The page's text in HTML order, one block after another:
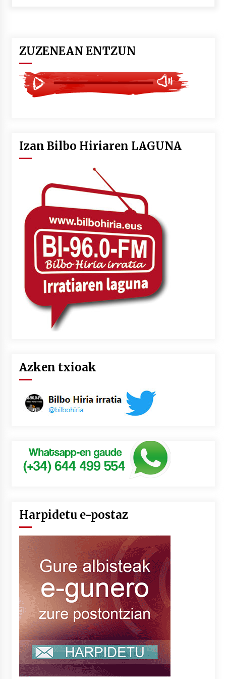
Larunbatean Plentziako Itsas Martxa ospatuko
da
2026/07/07
2026/07/07
Uribitarte40 aretoan
2026/07/03
SOINUGELA: Paul McCartney eta Ringo Starr-en
lan berriak
2026/07/03
MUSIBLA #297: Bide, Boards Of Canada, Somak,
Tiga, Twisted Teens, Underscores, Habia
2026/07/02
ZUZENEAN ENTZUN
Izan Bilbo Hiriaren LAGUNA
Azken txioak
Harpidetu e-postaz